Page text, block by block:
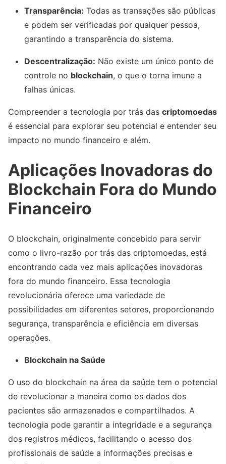
Transparência: Todas as transações são públicas
e podem ser verificadas por qualquer pessoa,
garantindo a transparência do sistema.
Descentralização: Não existe um único ponto de
controle no blockchain, o que o torna imune a
falhas únicas.
Compreender a tecnologia por trás das criptomoedas
é essencial para explorar seu potencial e entender seu
impacto no mundo financeiro e além.
Aplicações Inovadoras do
Blockchain Fora do Mundo
Financeiro
O blockchain, originalmente concebido para servir
como o livro-razão por trás das criptomoedas, está
encontrando cada vez mais aplicações inovadoras
fora do mundo financeiro. Essa tecnologia
revolucionária oferece uma variedade de
possibilidades em diferentes setores, proporcionando
segurança, transparência e eficiência em diversas
operações.
Blockchain na Saúde
O uso do blockchain na área da saúde tem o potencial
de revolucionar a maneira como os dados dos
pacientes são armazenados e compartilhados. A
tecnologia pode garantir a integridade e a segurança
dos registros médicos, facilitando o acesso dos
profissionais de saúde a informações precisas e